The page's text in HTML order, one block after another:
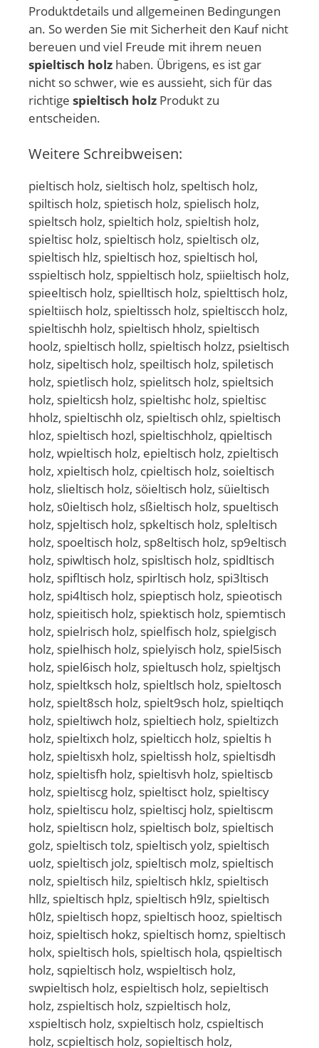
Produktdetails und allgemeinen Bedingungen
an. So werden Sie mit Sicherheit den Kauf nicht
bereuen und viel Freude mit ihrem neuen
spieltisch holz haben. Übrigens, es ist gar
nicht so schwer, wie es aussieht, sich für das
richtige spieltisch holz Produkt zu
entscheiden.
Weitere Schreibweisen:
pieltisch holz, sieltisch holz, speltisch holz,
spiltisch holz, spietisch holz, spielisch holz,
spieltsch holz, spieltich holz, spieltish holz,
spieltisc holz, spieltisch holz, spieltisch olz,
spieltisch hlz, spieltisch hoz, spieltisch hol,
sspieltisch holz, sppieltisch holz, spiieltisch holz,
spieeltisch holz, spielltisch holz, spielttisch holz,
spieltiisch holz, spieltissch holz, spieltiscch holz,
spieltischh holz, spieltisch hholz, spieltisch
hoolz, spieltisch hollz, spieltisch holzz, psieltisch
holz, sipeltisch holz, speiltisch holz, spiletisch
holz, spietlisch holz, spielitsch holz, spieltsich
holz, spielticsh holz, spieltishc holz, spieltisc
hholz, spieltischh olz, spieltisch ohlz, spieltisch
hloz, spieltisch hozl, spieltischholz, qpieltisch
holz, wpieltisch holz, epieltisch holz, zpieltisch
holz, xpieltisch holz, cpieltisch holz, soieltisch
holz, slieltisch holz, söieltisch holz, süieltisch
holz, s0ieltisch holz, sßieltisch holz, spueltisch
holz, spjeltisch holz, spkeltisch holz, spleltisch
holz, spoeltisch holz, sp8eltisch holz, sp9eltisch
holz, spiwltisch holz, spisltisch holz, spidltisch
holz, spifltisch holz, spirltisch holz, spi3ltisch
holz, spi4ltisch holz, spieptisch holz, spieotisch
holz, spieitisch holz, spiektisch holz, spiemtisch
holz, spielrisch holz, spielfisch holz, spielgisch
holz, spielhisch holz, spielyisch holz, spiel5isch
holz, spiel6isch holz, spieltusch holz, spieltjsch
holz, spieltksch holz, spieltlsch holz, spieltosch
holz, spielt8sch holz, spielt9sch holz, spieltiqch
holz, spieltiwch holz, spieltiech holz, spieltizch
holz, spieltixch holz, spielticch holz, spieltis h
holz, spieltisxh holz, spieltissh holz, spieltisdh
holz, spieltisfh holz, spieltisvh holz, spieltiscb
holz, spieltiscg holz, spieltisct holz, spieltiscy
holz, spieltiscu holz, spieltiscj holz, spieltiscm
holz, spieltiscn holz, spieltisch bolz, spieltisch
golz, spieltisch tolz, spieltisch yolz, spieltisch
uolz, spieltisch jolz, spieltisch molz, spieltisch
nolz, spieltisch hilz, spieltisch hklz, spieltisch
hllz, spieltisch hplz, spieltisch h9lz, spieltisch
h0lz, spieltisch hopz, spieltisch hooz, spieltisch
hoiz, spieltisch hokz, spieltisch homz, spieltisch
holx, spieltisch hols, spieltisch hola, qspieltisch
holz, sqpieltisch holz, wspieltisch holz,
swpieltisch holz, espieltisch holz, sepieltisch
holz, zspieltisch holz, szpieltisch holz,
xspieltisch holz, sxpieltisch holz, cspieltisch
holz, scpieltisch holz, sopieltisch holz,